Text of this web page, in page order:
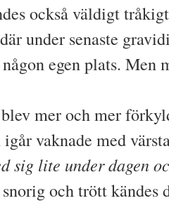
också väldigt
under senaste
egen plats. Men
mer och mer
vaknade med
sig lite under dagen
och trött kändes